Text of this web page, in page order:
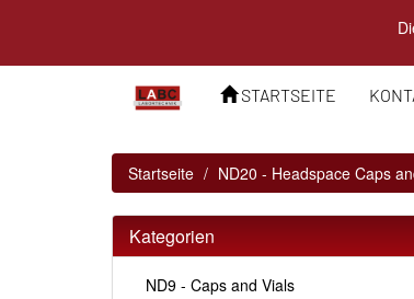
STARTSEITE
Startseite ND20 - Headspace Caps
Kategorien
ND9 - Caps and Vials